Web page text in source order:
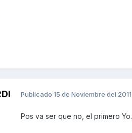
Publicado 15 de Noviembre del 2011
Pos va ser que no, el primero Yo.